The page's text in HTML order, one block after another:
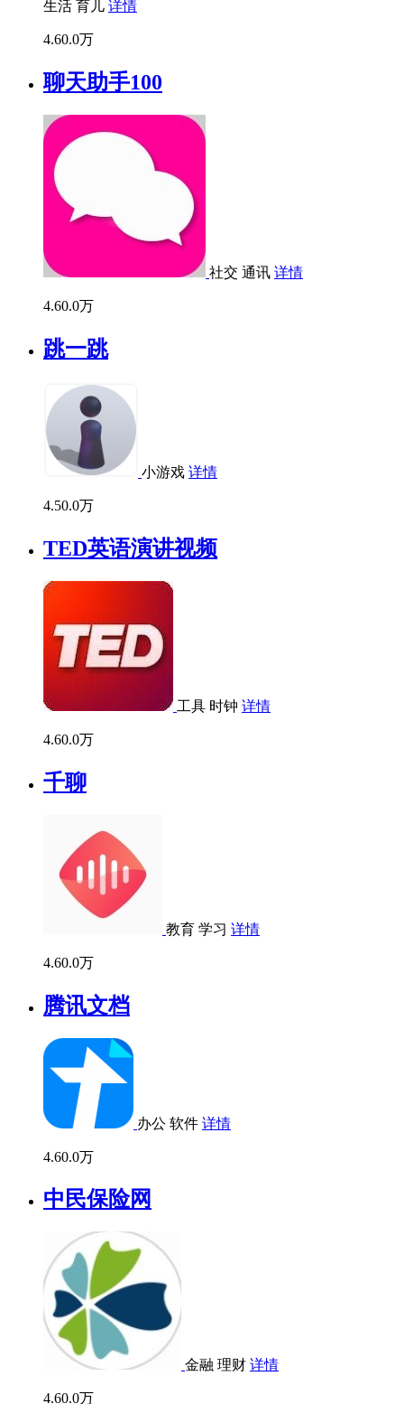
生活 育儿 详情
4.60.0万
聊天助手100
社交 通讯 详情
4.60.0万
跳一跳
小游戏 详情
4.50.0万
TED英语演讲视频
工具 时钟 详情
4.60.0万
千聊
教育 学习 详情
4.60.0万
腾讯文档
办公 软件 详情
4.60.0万
中民保险网
金融 理财 详情
4.60.0万